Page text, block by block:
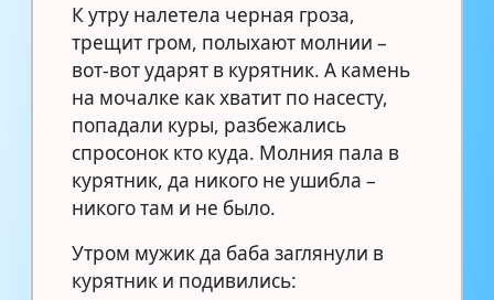
К утру налетела черная гроза,
трещит гром, полыхают молнии –
вот-вот ударят в курятник. А камень
на мочалке как хватит по насесту,
попадали куры, разбежались
спросонок кто куда. Молния пала в
курятник, да никого не ушибла –
никого там и не было.
Утром мужик да баба заглянули в
курятник и подивились: